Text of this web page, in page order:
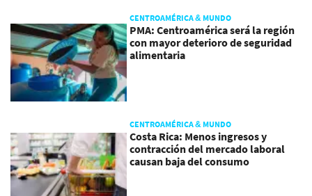
CENTROAMÉRICA & MUNDO
PMA: Centroamérica será la región
con mayor deterioro de seguridad
alimentaria
CENTROAMÉRICA & MUNDO
Costa Rica: Menos ingresos y
contracción del mercado laboral
causan baja del consumo